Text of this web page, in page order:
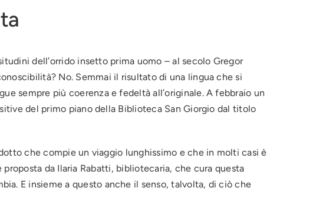
dell’orrido insetto prima uomo – al secolo Gregor
No. Semmai il risultato di una lingua che si
sempre più coerenza e fedeltà all’originale. A febbraio un
del primo piano della Biblioteca San Giorgio dal titolo
che compie un viaggio lunghissimo e che in molti casi è
da Ilaria Rabatti, bibliotecaria, che cura questa
E insieme a questo anche il senso, talvolta, di ciò che